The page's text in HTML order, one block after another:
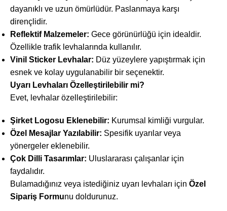
dayanıklı ve uzun ömürlüdür. Paslanmaya karşı
dirençlidir.
Reflektif Malzemeler: Gece görünürlüğü için idealdir.
Özellikle trafik levhalarında kullanılır.
Vinil Sticker Levhalar: Düz yüzeylere yapıştırmak için
esnek ve kolay uygulanabilir bir seçenektir.
Uyarı Levhaları Özelleştirilebilir mi?
Evet, levhalar özelleştirilebilir:
Şirket Logosu Eklenebilir: Kurumsal kimliği vurgular.
Özel Mesajlar Yazılabilir: Spesifik uyarılar veya
yönergeler eklenebilir.
Çok Dilli Tasarımlar: Uluslararası çalışanlar için
faydalıdır.
Bulamadığınız veya istediğiniz uyarı levhaları için Özel
Sipariş Formunu doldurunuz.